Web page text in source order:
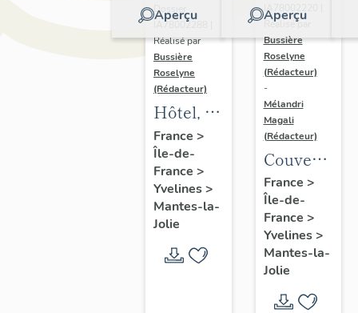
Aperçu
Dossier
IA78002288 |
Réalisé par
Bussière
Roselyne
(Rédacteur)
Hôtel, 16
rue
Notre-
Dame
France >
Île-de-
France >
Yvelines>
Mantes-la-
Jolie
Aperçu
IA78002220 |
Réalisé par
Bussière
Roselyne
(Rédacteur)
-
Mélandri
Magali
(Rédacteur)
Couvent
de
immeuble
HBM
France >
Île-de-
France >
Yvelines>
Mantes-la-
Jolie